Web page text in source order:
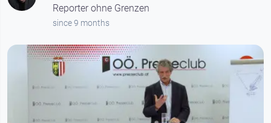
Reporter ohne Grenzen
since 9 months